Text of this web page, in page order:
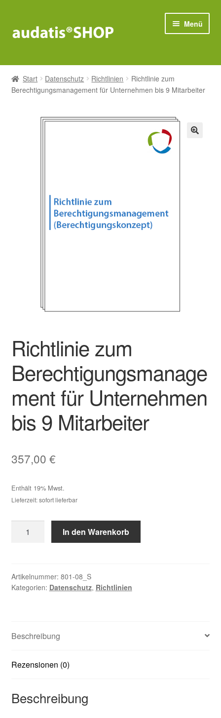
Navigation
Inhalt
Menü
Compliance
Datenschutz
IT-Sicherheit
öffnen
Start Datenschutz Richtlinien
Richtlinie zum
Berechtigungsmanagement für Unternehmen bis 9 Mitarbeiter
Richtlinie zum
Berechtigungsmanage
ment für Unternehmen
bis 9 Mitarbeiter
357,00 €
Enthält 19% Mwst.
Lieferzeit: sofort lieferbar
Unternehmen
bis
In den Warenkorb
Artikelnummer: 801-08_S
Kategorien: Datenschutz, Richtlinien
Beschreibung
Rezensionen (0)
Beschreibung